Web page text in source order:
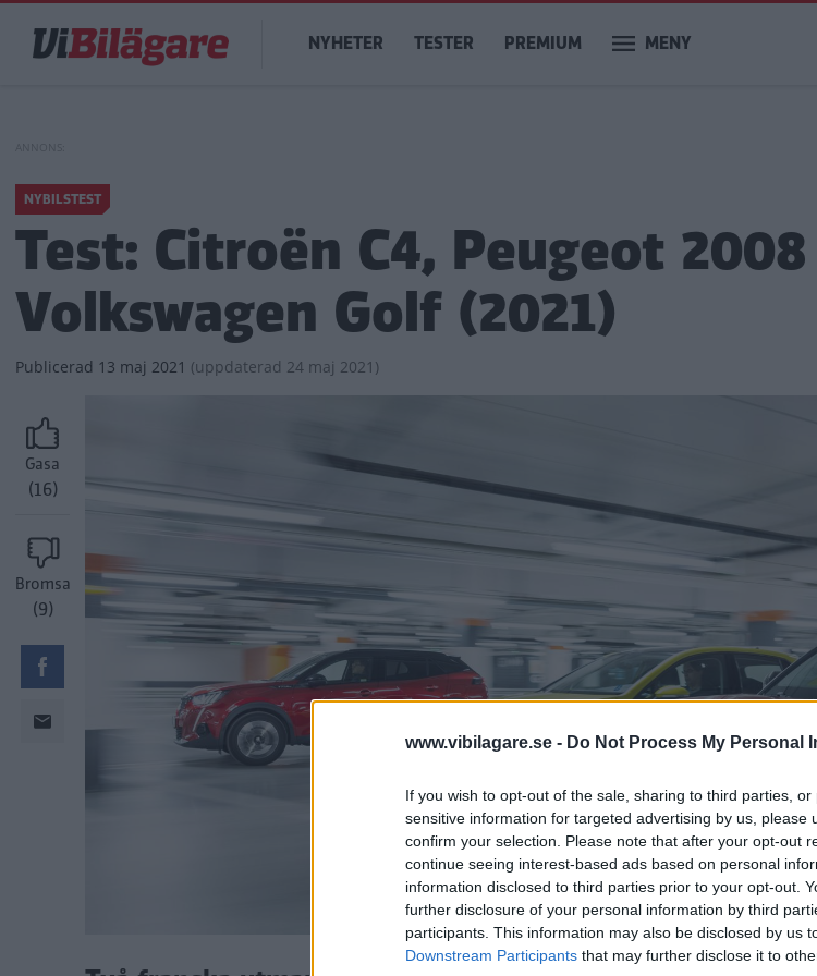
www.vibilagare.se - Do Not Process My Personal
If you wish to opt-out of the sale, sharing to third parties,
sensitive information for targeted advertising by us, please
confirm your selection. Please note that after your opt-out
continue seeing interest-based ads based on personal
information disclosed to third parties prior to your opt-out.
further disclosure of your personal information by third
participants. This information may also be disclosed by us
Downstream Participants that may further disclose it to
huvudinnehåll
Main
navigation
NYHETER TESTER PREMIUM MENY
NYBILSTEST
Test: Citroën C4, Peugeot
Volkswagen Golf (2021)
Publicerad 13 maj 2021 (uppdaterad 24 maj 2021)
Gasa
(16)
Bromsa
(9)